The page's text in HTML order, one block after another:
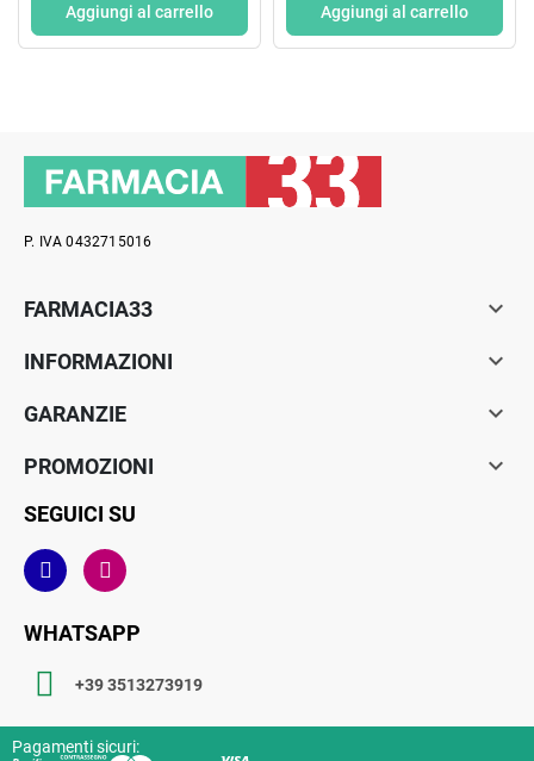
Aggiungi al carrello Aggiungi al carrello
P. IVA 0432715016
FARMACIA33 
INFORMAZIONI 
GARANZIE 
PROMOZIONI 
SEGUICI SU
WHATSAPP
+39 3513273919
Pagamenti sicuri: